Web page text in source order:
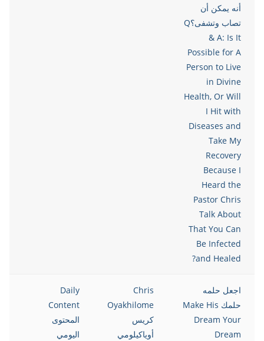
أنه يمكن أن
تصاب وتشفى؟Q
& A: Is It
Possible for A
Person to Live
in Divine
Health, Or Will
I Hit with
Diseases and
Take My
Recovery
Because I
Heard the
Pastor Chris
Talk About
That You Can
Be Infected
and Healed?
اجعل حلمه
حلمك Make His
Dream Your
Dream
Chris
Oyakhilome
كريس
أوياكيلومي
Daily
Content
المحتوى
اليومي